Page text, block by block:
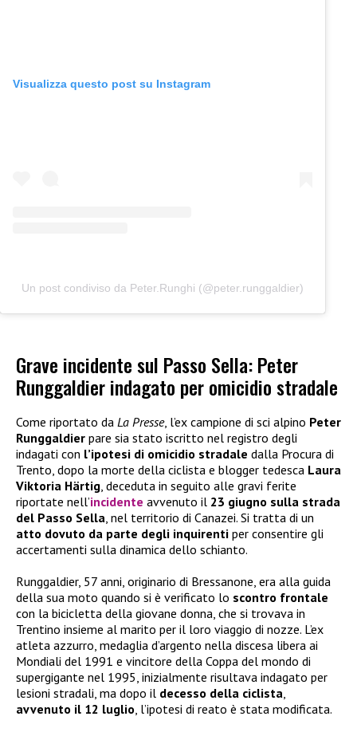
Visualizza questo post su Instagram
Un post condiviso da Peter.Runghi (@peter.runggaldier)
Grave incidente sul Passo Sella: Peter
Runggaldier indagato per omicidio stradale
Come riportato da La Presse, l’ex campione di sci alpino Peter
Runggaldier pare sia stato iscritto nel registro degli
indagati con l’ipotesi di omicidio stradale dalla Procura di
Trento, dopo la morte della ciclista e blogger tedesca Laura
Viktoria Härtig, deceduta in seguito alle gravi ferite
riportate nell’incidente avvenuto il 23 giugno sulla strada
del Passo Sella, nel territorio di Canazei. Si tratta di un
atto dovuto da parte degli inquirenti per consentire gli
accertamenti sulla dinamica dello schianto.
Runggaldier, 57 anni, originario di Bressanone, era alla guida
della sua moto quando si è verificato lo scontro frontale
con la bicicletta della giovane donna, che si trovava in
Trentino insieme al marito per il loro viaggio di nozze. L’ex
atleta azzurro, medaglia d’argento nella discesa libera ai
Mondiali del 1991 e vincitore della Coppa del mondo di
supergigante nel 1995, inizialmente risultava indagato per
lesioni stradali, ma dopo il decesso della ciclista,
avvenuto il 12 luglio, l’ipotesi di reato è stata modificata.